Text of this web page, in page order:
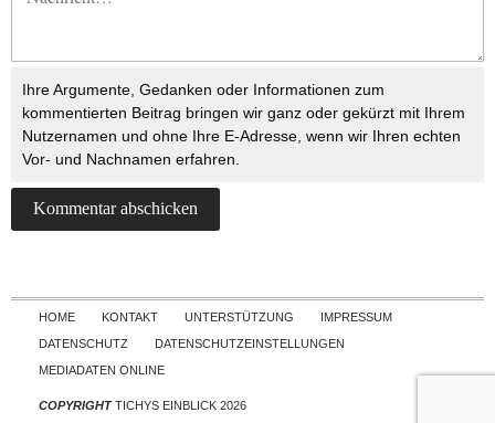
Ihre Argumente, Gedanken oder Informationen zum
kommentierten Beitrag bringen wir ganz oder gekürzt mit Ihrem
Nutzernamen und ohne Ihre E-Adresse, wenn wir Ihren echten
Vor- und Nachnamen erfahren.
Skip to content
HOME KONTAKT UNTERSTÜTZUNG
IMPRESSUM
DATENSCHUTZ
DATENSCHUTZEINSTELLUNGEN
MEDIADATEN ONLINE
COPYRIGHTTICHYS EINBLICK 2026